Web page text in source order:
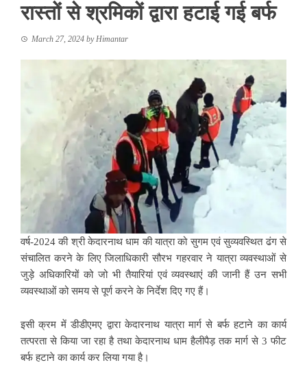
रास्तों से श्रमिकों द्वारा हटाई गई बर्फ
March 27, 2024 byHimantar
वर्ष-2024 की श्री केदारनाथ धाम की यात्रा को सुगम एवं सुव्यवस्थित ढंग से
संचालित करने के लिए जिलाधिकारी सौरभ गहरवार ने यात्रा व्यवस्थाओं से
जुड़े अधिकारियों को जो भी तैयारियां एवं व्यवस्थाएं की जानी हैं उन सभी
व्यवस्थाओं को समय से पूर्ण करने के निर्देश दिए गए हैं।
इसी क्रम में डीडीएमए द्वारा केदारनाथ यात्रा मार्ग से बर्फ हटाने का कार्य
तत्परता से किया जा रहा है तथा केदारनाथ धाम हैलीपैड़ तक मार्ग से 3 फीट
बर्फ हटाने का कार्य कर लिया गया है।